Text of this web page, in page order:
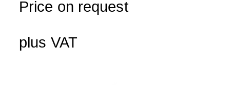
Price on request
plus VAT